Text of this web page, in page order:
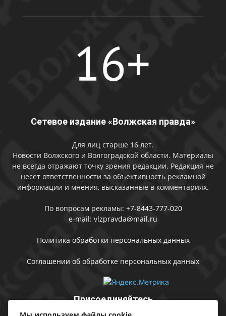
Сетевое издание «Волжская правда»
Для лиц старше 16 лет.
Новости Волжского и Волгоградской области. Материалы
не всегда отражают точку зрения редакции. Редакция не
несет ответственности за объективность рекламной
информации и мнения, высказанные в комментариях.
По вопросам рекламы: +7-8443-777-020
e-mail: vlzpravda@mail.ru
Политика обработки персональных данных
Соглашении об обработке персональных данных
Присоединяйтесь